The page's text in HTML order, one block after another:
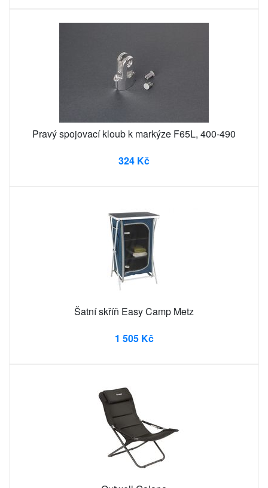
Pravý spojovací kloub k markýze F65L, 400-490
324 Kč
Šatní skříň Easy Camp Metz
1 505 Kč